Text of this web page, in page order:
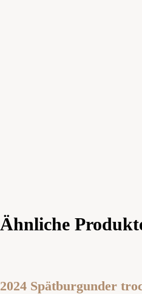
Ähnliche
2024 Spätburgunder